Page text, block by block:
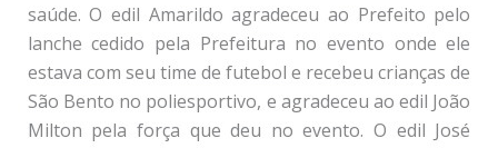
saúde. O edil Amarildo agradeceu ao Prefeito pelo
lanche cedido pela Prefeitura no evento onde ele
estava com seu time de futebol e recebeu crianças de
São Bento no poliesportivo, e agradeceu ao edil João
Milton pela força que deu no evento. O edil José